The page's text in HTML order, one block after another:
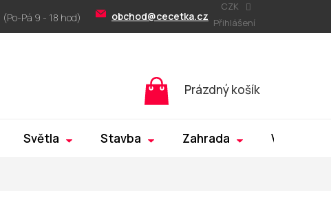
obchod@cecetka.cz
CZK
Přihlášení
Nákupní
košík
Prázdný košík
Světla Stavba Zahrada Výprodej